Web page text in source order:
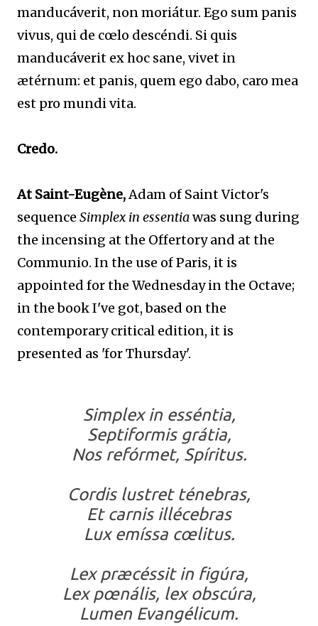
manducáverit, non moriátur. Ego sum panis
vivus, qui de cœlo descéndi. Si quis
manducáverit ex hoc sane, vivet in
ætérnum: et panis, quem ego dabo, caro mea
est pro mundi vita.
Credo.
At Saint-Eugène,Adam of Saint Victor's
sequence Simplex in essentiawas sung during
the incensing at the Offertory and at the
Communio. In the use of Paris, it is
appointed for the Wednesday in the Octave;
in the book I've got, based on the
contemporary critical edition, it is
presented as 'for Thursday'.
Simplex in esséntia,
Septiformis grátia,
Nos refórmet, Spíritus.
Cordis lustret ténebras,
Et carnis illécebras
Lux emíssa cœlitus.
Lex præcéssit in figúra,
Lex pœnális, lex obscúra,
Lumen Evangélicum.